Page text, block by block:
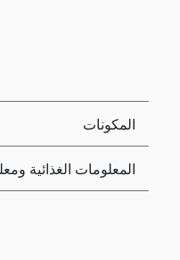
المكونات
المعلومات الغذائية